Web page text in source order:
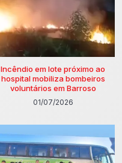
Incêndio em lote próximo ao
hospital mobiliza bombeiros
voluntários em Barroso
01/07/2026